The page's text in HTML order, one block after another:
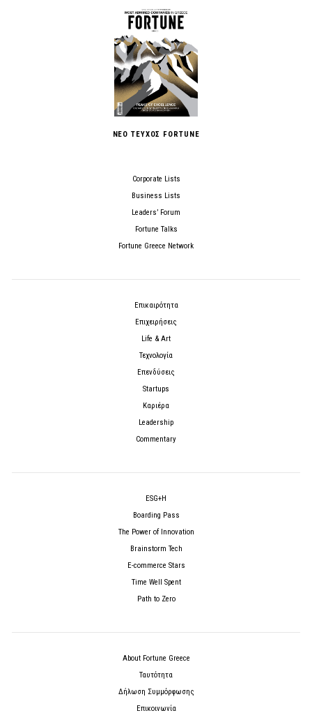
ΝΕΟ ΤΕΥΧΟΣ FORTUNE
Corporate Lists
Business Lists
Leaders’ Forum
Fortune Talks
Fortune Greece Network
Επικαιρότητα
Επιχειρήσεις
Life & Art
Τεχνολογία
Επενδύσεις
Startups
Καριέρα
Leadership
Commentary
ESG+H
Boarding Pass
The Power of Innovation
Brainstorm Tech
E-commerce Stars
Time Well Spent
Path to Zero
About Fortune Greece
Ταυτότητα
Δήλωση Συμμόρφωσης
Επικοινωνία